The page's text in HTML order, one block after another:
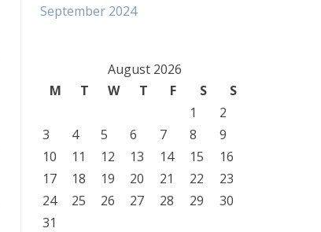
September 2024
August 2026
M
T W T F S
S
1
2
3
4 5 6 7 8
9
10
11 12 13 14 15
16
17
18 19 20 21 22
23
24
25 26 27 28 29
30
31